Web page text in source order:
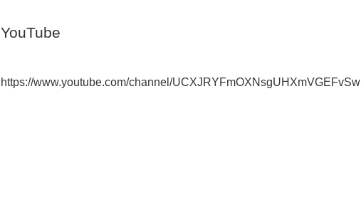
YouTube
https://www.youtube.com/channel/UCXJRYFmOXNsgUHXmVGEFvSw